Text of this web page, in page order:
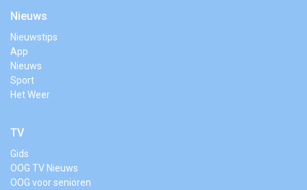
Nieuws
Nieuwstips
App
Nieuws
Sport
Het Weer
TV
Gids
OOG TV Nieuws
OOG voor senioren